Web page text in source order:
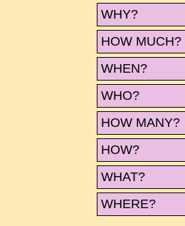
WHY?
HOW MUCH?
WHEN?
WHO?
HOW MANY?
HOW?
WHAT?
WHERE?